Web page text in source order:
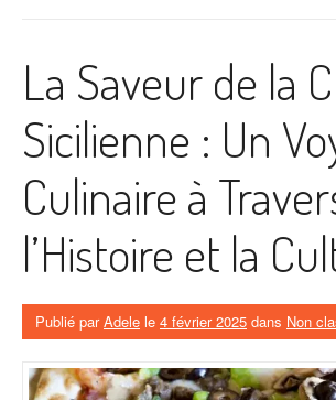
La Saveur de la
Sicilienne : Un
Culinaire à
l’Histoire et la
Publié parAdele le 4 février 2025 dans Non